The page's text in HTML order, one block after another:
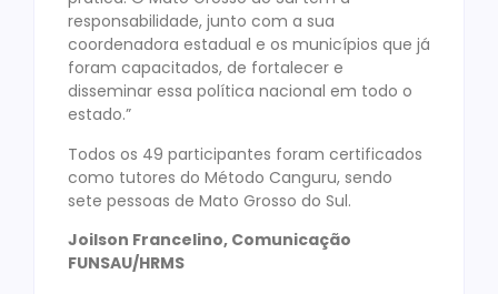
responsabilidade, junto com a sua
coordenadora estadual e os municípios que já
foram capacitados, de fortalecer e
disseminar essa política nacional em todo o
estado.”
Todos os 49 participantes foram certificados
como tutores do Método Canguru, sendo
sete pessoas de Mato Grosso do Sul.
Joilson Francelino, Comunicação
FUNSAU/HRMS